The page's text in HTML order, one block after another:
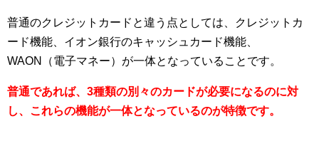
普通のクレジットカードと違う点としては、クレジットカ
ード機能、イオン銀行のキャッシュカード機能、
WAON（電子マネー）が一体となっていることです。
普通であれば、3種類の別々のカードが必要になるのに対
し、これらの機能が一体となっているのが特徴です。